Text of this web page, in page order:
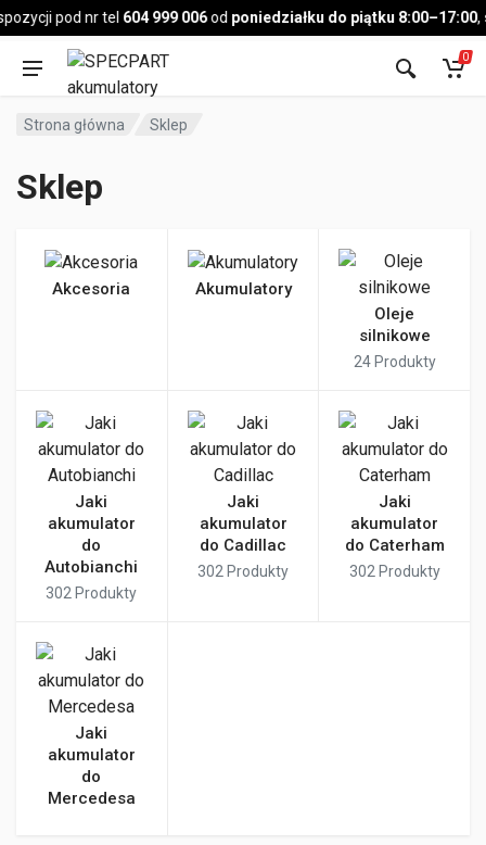
pod nr tel604 999 006odponiedziałku do piątku 8:00–17:00,
Pojazd
0
Strona główna Sklep
Sklep
Akcesoria
Akumulatory
Oleje
silnikowe
24 Produkty
Jaki
akumulator
do
Autobianchi
302 Produkty
Jaki
akumulator
do Cadillac
302 Produkty
Jaki
akumulator
do Caterham
302 Produkty
Jaki
akumulator
do
Mercedesa